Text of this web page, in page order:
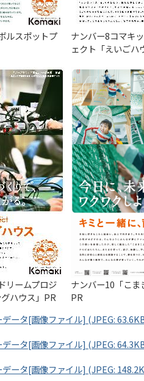
ルスポットプ
ナンバー8コマキ
ェクト「えいごハ
リームプロジ
ハウス」PR
ナンバー10「こま
PR
ータ[画像ファイル] (JPEG:
ータ[画像ファイル] (JPEG:
ータ[画像ファイル] (JPEG: